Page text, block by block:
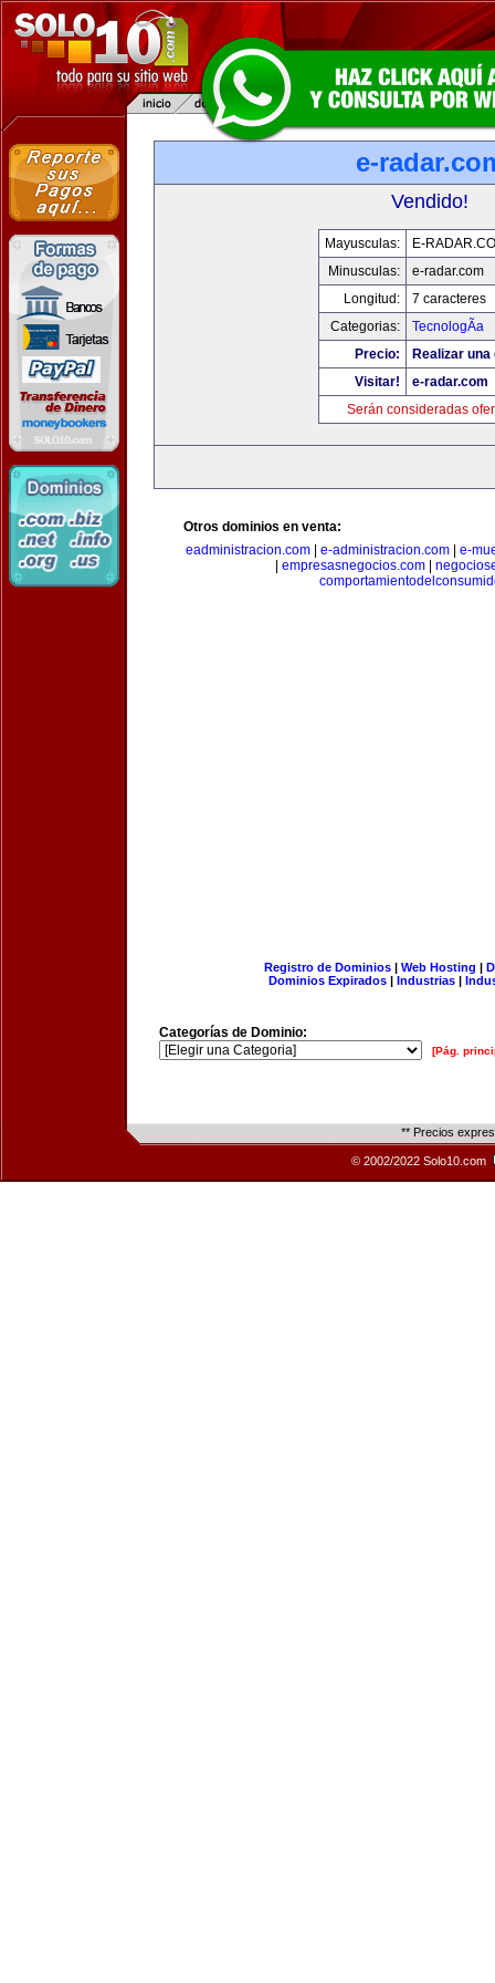
e-
Vendido!
Mayusculas:
E-
Minusculas:
e-radar.com
Longitud:
7 caracteres
Categorias:
TecnologÃ­a
Precio:
Realizar
Visitar!
e-radar.com
Serán consideradas
Otros dominios en venta:
eadministracion.com| e-administracion.com| e-
empresasnegocios.com|
Registro de Dominios| Web Hosting |
Dominios Expirados | Industrias |
Categorías de Dominio:
[Pág.
** Precios
© 2002/2022 Solo10.com